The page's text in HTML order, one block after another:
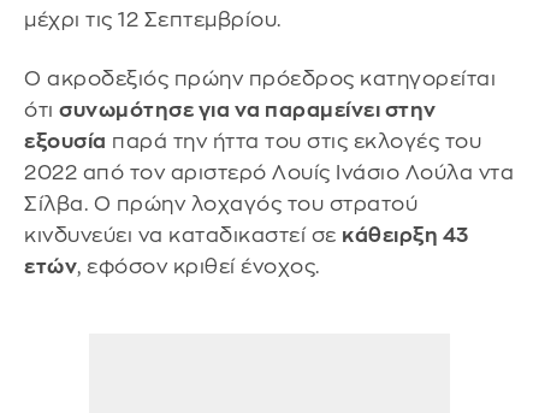
μέχρι τις 12 Σεπτεμβρίου.
Ο ακροδεξιός πρώην πρόεδρος κατηγορείται
ότι συνωμότησε για να παραμείνει στην
εξουσία παρά την ήττα του στις εκλογές του
2022 από τον αριστερό Λουίς Ινάσιο Λούλα ντα
Σίλβα. Ο πρώην λοχαγός του στρατού
κινδυνεύει να καταδικαστεί σε κάθειρξη 43
ετών, εφόσον κριθεί ένοχος.